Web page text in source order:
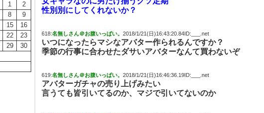
1
2
8
9
15
16
22
23
29
30
性別別にしてくれないか？
618:名無しさん＠お腹いっぱい。 2018/1/21(日)16:43:20.84ID:___.net
いつになったらマシなアバター作られるんですか？
季節の行事に合わせたダサいアバターなんて買わないぞ
619:名無しさん＠お腹いっぱい。 2018/1/21(日)16:46:36.19ID:___.net
アバターガチャの売り上げみたい
言うても皆引いてるのか、マジで引いてないのか